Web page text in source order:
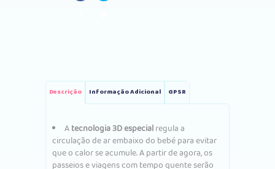
Descrição Informação Adicional GPSR
Atecnologia 3D especialregula a
circulação de ar embaixo do bebé para evitar
que o calor se acumule.A partir de agora, os
passeios e viagens com tempo quente serão